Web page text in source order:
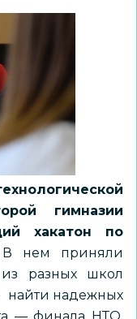
гимназии
хакатон по
В нем приняли
из разных школ
найти надежных